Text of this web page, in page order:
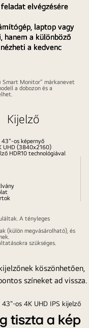
elvégzésére
laptop vagy
hanem a különböző
a kedvenc
Smart Monitor” márkanevet
a dobozon és a
Kijelző
43"-os képernyő
UHD (3840x2160)
HDR10 technológiával
A tényleges
(külön megvásárolható), és
szükséges.
43"-os 4K UHD IPS kijelző
tiszta a kép